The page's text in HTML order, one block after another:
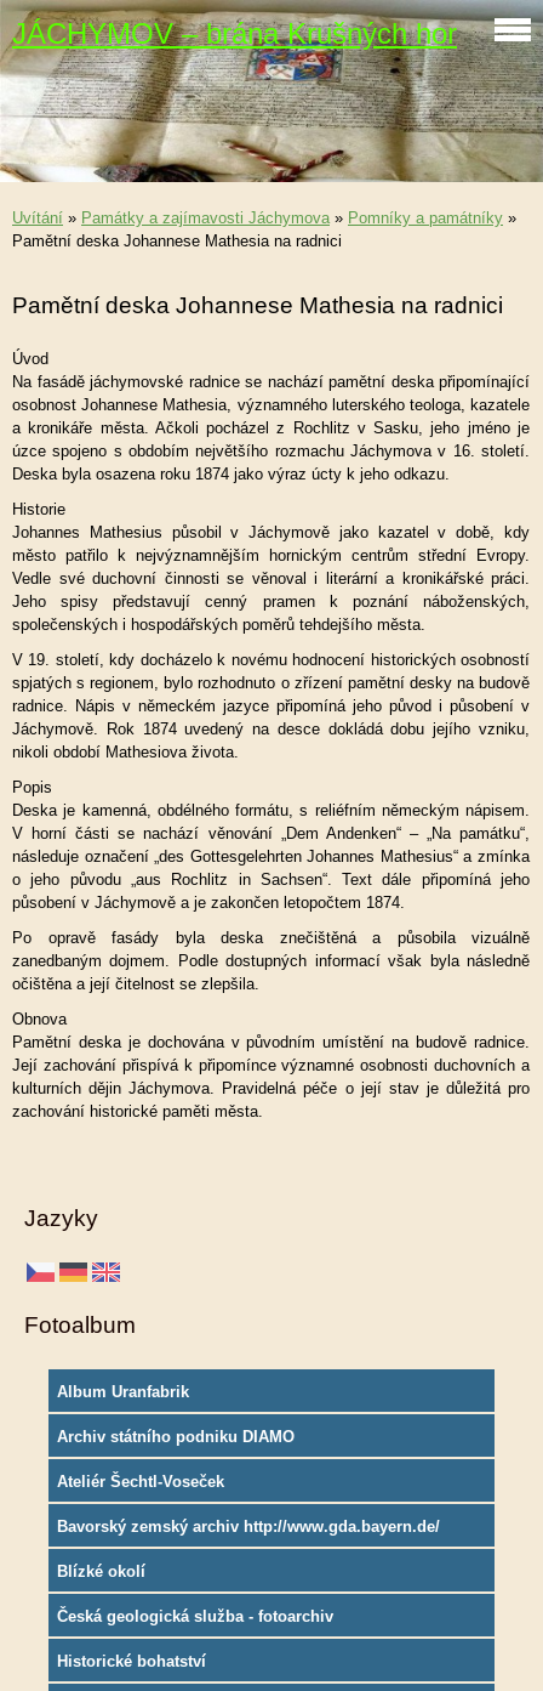
JÁCHYMOV – brána Krušných hor
Uvítání » Památky a zajímavosti Jáchymova» Pomníky a památníky »
Pamětní deska Johannese Mathesia na radnici
Pamětní deska Johannese Mathesia na radnici
Úvod
Na fasádě jáchymovské radnice se nachází pamětní deska připomínající
osobnost Johannese Mathesia, významného luterského teologa, kazatele
a kronikáře města. Ačkoli pocházel z Rochlitz v Sasku, jeho jméno je
úzce spojeno s obdobím největšího rozmachu Jáchymova v 16. století.
Deska byla osazena roku 1874 jako výraz úcty k jeho odkazu.
Historie
Johannes Mathesius působil v Jáchymově jako kazatel v době, kdy
město patřilo k nejvýznamnějším hornickým centrům střední Evropy.
Vedle své duchovní činnosti se věnoval i literární a kronikářské práci.
Jeho spisy představují cenný pramen k poznání náboženských,
společenských i hospodářských poměrů tehdejšího města.
V 19. století, kdy docházelo k novému hodnocení historických osobností
spjatých s regionem, bylo rozhodnuto o zřízení pamětní desky na budově
radnice. Nápis v německém jazyce připomíná jeho původ i působení v
Jáchymově. Rok 1874 uvedený na desce dokládá dobu jejího vzniku,
nikoli období Mathesiova života.
Popis
Deska je kamenná, obdélného formátu, s reliéfním německým nápisem.
V horní části se nachází věnování „Dem Andenken“ – „Na památku“,
následuje označení „des Gottesgelehrten Johannes Mathesius“ a zmínka
o jeho původu „aus Rochlitz in Sachsen“. Text dále připomíná jeho
působení v Jáchymově a je zakončen letopočtem 1874.
Po opravě fasády byla deska znečištěná a působila vizuálně
zanedbaným dojmem. Podle dostupných informací však byla následně
očištěna a její čitelnost se zlepšila.
Obnova
Pamětní deska je dochována v původním umístění na budově radnice.
Její zachování přispívá k připomínce významné osobnosti duchovních a
kulturních dějin Jáchymova. Pravidelná péče o její stav je důležitá pro
zachování historické paměti města.
Jazyky
Fotoalbum
Album Uranfabrik
Archiv státního podniku DIAMO
Ateliér Šechtl-Voseček
Bavorský zemský archiv http://www.gda.bayern.de/
Blízké okolí
Česká geologická služba - fotoarchiv
Historické bohatství